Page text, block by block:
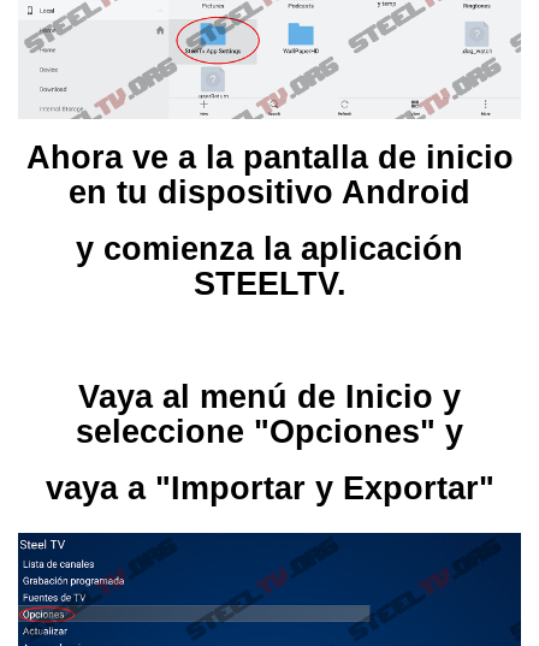
Ahora ve a la pantalla de inicio
en tu dispositivo Android
y comienza la aplicación
STEELTV.
Vaya al menú de Inicio y
seleccione "Opciones" y
vaya a "Importar y Exportar"